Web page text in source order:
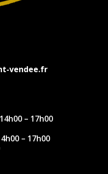
vendee.fr
– 17h00
– 17h00